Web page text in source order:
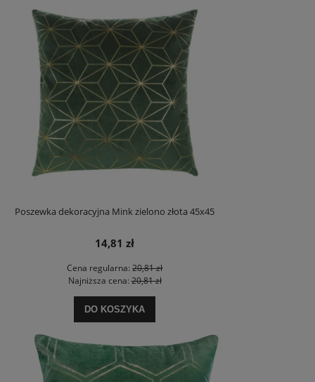
Poszewka dekoracyjna Mink zielono złota 45x45
14,81 zł
Cena regularna: 20,81 zł
Najniższa cena:20,81 zł
DO KOSZYKA